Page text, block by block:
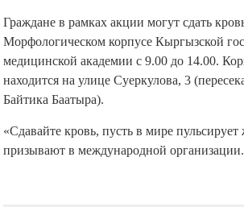
Граждане в рамках акции могут сдать
Морфологическом корпусе Кыргызской
медицинской академии с 9.00 до 14.00.
находится на улице Суеркулова, 3
Байтика Баатыра).
«Сдавайте кровь, пусть в мире
призывают в международной организации.